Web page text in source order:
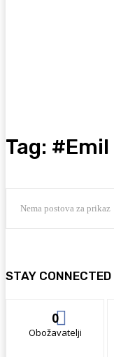
Tag: #Emil
Nema postova za prikaz
STAY CONNECTED
0
Obožavatelji